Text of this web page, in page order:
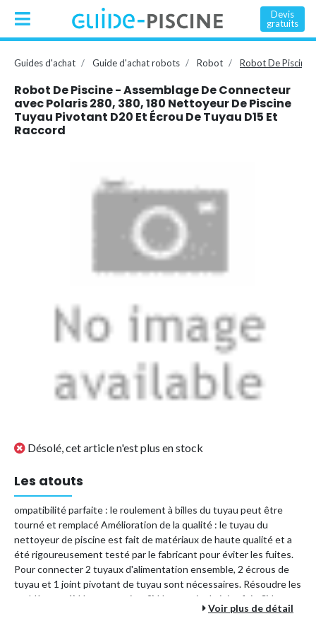
Devis
gratuits
Guides d'achat Guide d'achat robots Robot Robot De Piscine
Robot De Piscine - Assemblage De Connecteur
avec Polaris 280, 380, 180 Nettoyeur De Piscine
Tuyau Pivotant D20 Et Écrou De Tuyau D15 Et
Raccord
Désolé, cet article n'est plus en stock
Les atouts
ompatibilité parfaite : le roulement à billes du tuyau peut être
tourné et remplacé Amélioration de la qualité : le tuyau du
nettoyeur de piscine est fait de matériaux de haute qualité et a
été rigoureusement testé par le fabricant pour éviter les fuites.
Pour connecter 2 tuyaux d'alimentation ensemble, 2 écrous de
tuyau et 1 joint pivotant de tuyau sont nécessaires. Résoudre les
problèmes : 1) Usure rotative. 2) Une partie du joint fuit. 3) Le
tuyau devient rigide et ne peut pas tourner librement. Conseils
Voir plus de détail